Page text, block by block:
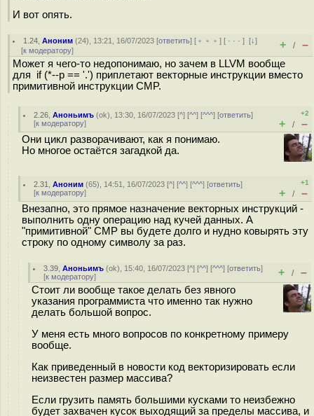
И вот опять.
1.24 ,Аноним (24), 13:21, 16/07/2023 [ответить] [ ﹢﹢﹢] [ · · ·][↓]
[к модератору] + / –
Может я чего-то недопонимаю, но зачем в LLVM вообще
для if (*--p == '.') приплетают векторные инструкции вместо
примитивной инструкции CMP.
2.26 ,Аноньимъ (ok), 13:30, 16/07/2023 [^] [^^] [^^^] [ответить]
[к модератору]
+2
+ / –
Они цикл разворачивают, как я понимаю.
Но многое остаётся загадкой да.
2.31 ,Аноним (65), 14:51, 16/07/2023 [^] [^^] [^^^] [ответить]
[к модератору]
+1
+ / –
Внезапно, это прямое назначение векторных инструкций -
выполнить одну операцию над кучей данных. А
"примитивной" CMP вы будете долго и нудно ковырять эту
строку по одному символу за раз.
3.39 ,Аноньимъ (ok), 15:40, 16/07/2023 [^] [^^] [^^^] [ответить]
[к модератору] + / –
Стоит ли вообще такое делать без явного
указания программиста что именно так нужно
делать большой вопрос.
У меня есть много вопросов по конкретному примеру
вообще.
Как приведенный в новости код векторизировать если
неизвестен размер массива?
Если грузить память большими кусками то неизбежно
будет захвачен кусок выходящий за пределы массива, и